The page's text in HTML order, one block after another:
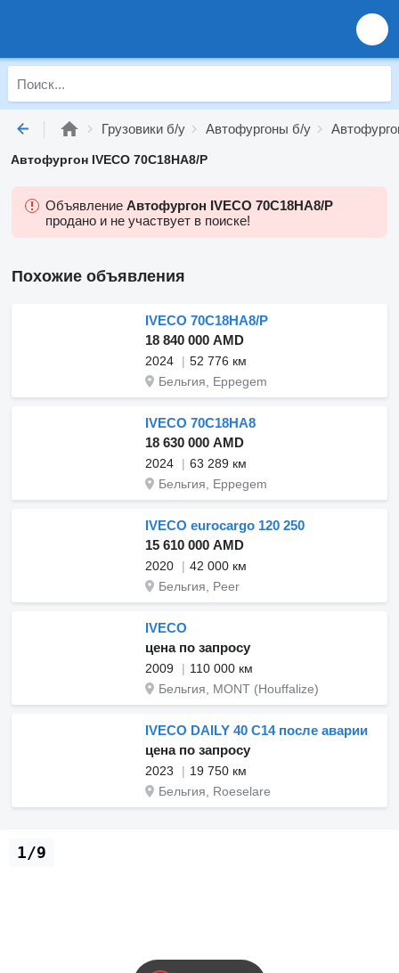
Грузовики б/у Автофургоны б/у
Автофургон IVECO 70C18HA8/P
Объявление Автофургон IVECO 70C18HA8/P
продано и не участвует в поиске!
Похожие объявления
IVECO 70C18HA8/P
18 840 000 AMD
2024
52 776 км
Бельгия, Eppegem
IVECO 70C18HA8
18 630 000 AMD
2024
63 289 км
Бельгия, Eppegem
IVECO eurocargo 120 250
15 610 000 AMD
2020
42 000 км
Бельгия, Peer
IVECO
цена по запросу
2009
110 000 км
Бельгия, MONT (Houffalize)
IVECO DAILY 40 C14 после аварии
цена по запросу
2023
19 750 км
Бельгия, Roeselare
1/9